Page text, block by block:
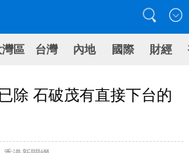
區 台灣 內地 國際 財經
除 石破茂有直接下台的